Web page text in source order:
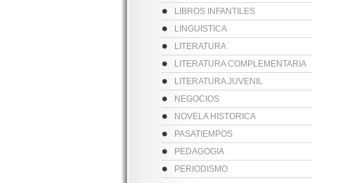
LIBROS INFANTILES
LINGUISTICA
LITERATURA
LITERATURA COMPLEMENTARIA
LITERATURA JUVENIL
NEGOCIOS
NOVELA HISTORICA
PASATIEMPOS
PEDAGOGIA
PERIODISMO